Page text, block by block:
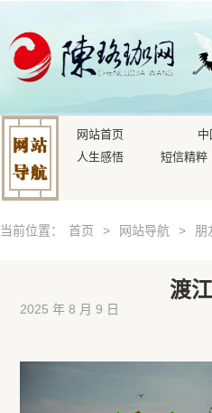
网站首页
人生感悟
短信精粹
当前位置： 首页 > 网站导航 > 朋
渡
2025 年 8 月 9 日